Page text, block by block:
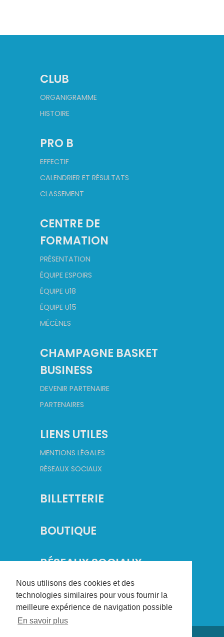
Nous utilisons des cookies et des
technologies similaires pour vous fournir la
meilleure expérience de navigation possible
En savoir plus
CLUB
ORGANIGRAMME
HISTOIRE
PRO B
EFFECTIF
CALENDRIER ET RÉSULTATS
CLASSEMENT
CENTRE DE
FORMATION
PRÉSENTATION
ÉQUIPE ESPOIRS
ÉQUIPE U18
ÉQUIPE U15
MÉCÈNES
CHAMPAGNE BASKET
BUSINESS
DEVENIR PARTENAIRE
PARTENAIRES
LIENS UTILES
MENTIONS LÉGALES
RÉSEAUX SOCIAUX
BILLETTERIE
BOUTIQUE
RÉSEAUX SOCIAUX